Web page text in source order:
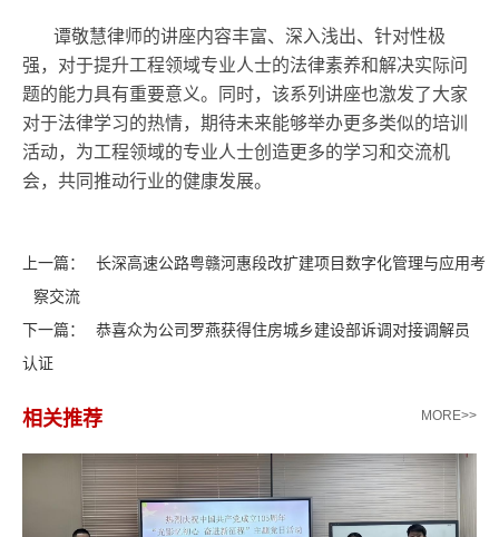
谭敬慧律师的讲座内容丰富、深入浅出、针对性极
强，对于提升工程领域专业人士的法律素养和解决实际问
题的能力具有重要意义。同时， 该系列讲座也激发了大家
对于法律学习的热情， 期待未来能够举办更多类似的培训
活动，为工程领域的专业人士创造更多的学习和交流机
会，共同推动行业的健康发展。
上一篇：
长深高速公路粤赣河惠段改扩建项目数字化管理与应用考
察交流
下一篇：
恭喜众为公司罗燕获得住房城乡建设部诉调对接调解员
认证
相关推荐 MORE>>